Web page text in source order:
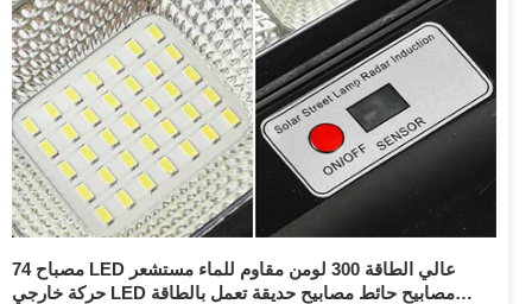
74 مصباح LED عالي الطاقة 300 لومن مقاوم للماء مستشعر
حركة خارجي LED مصابيح حائط مصابيح حديقة تعمل بالطاقة